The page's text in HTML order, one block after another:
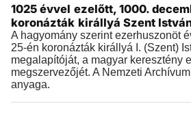
2025.12.25 | 09:28
1025 évvel ezelőtt, 1000.
koronázták királlyá Szent
A hagyomány szerint ezerhuszonöt
25-én koronázták királlyá I. (Szent)
megalapítóját, a magyar keresztény
megszervezőjét. A Nemzeti
anyaga.